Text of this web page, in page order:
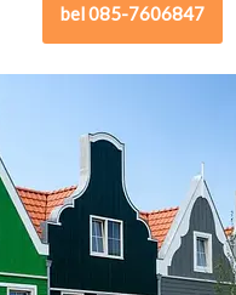
bel 085-7606847